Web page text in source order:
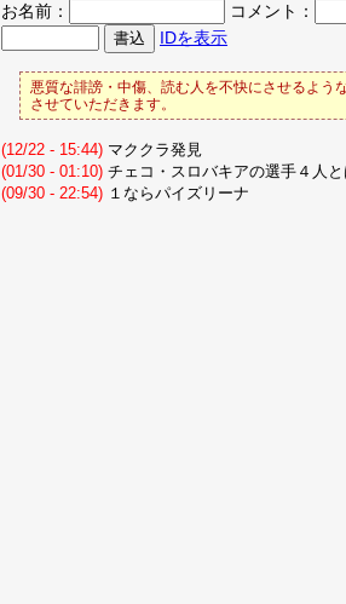
お名前：
コメント：
IDを表示
悪質な誹謗・中傷、読む人を不快にさせるよう
させていただきます。
(12/22 - 15:44) マククラ発見
(01/30 - 01:10) チェコ・スロバキアの選手４人
(09/30 - 22:54) １ならパイズリーナ